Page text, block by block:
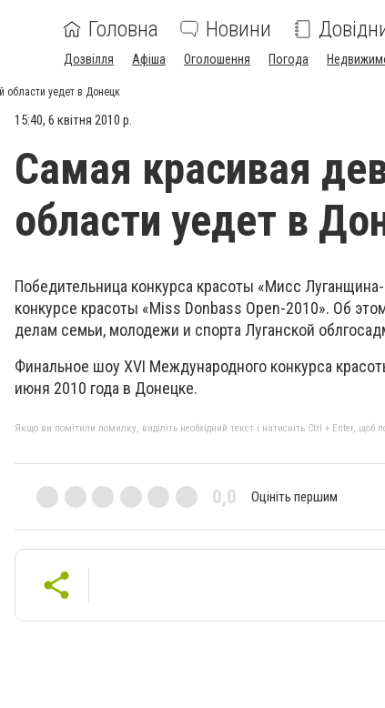
Головна Новини
Дозвілля Афіша Оголошення Погода
области уедет в Донецк
15:40, 6 квітня 2010 р.
Самая красивая
области уедет в
Победительница конкурса красоты «Мисс
конкурсе красоты «Miss Donbass Open-2010». Об
делам семьи, молодежи и спорта Луганской
Финальное шоу XVI Международного конкурса
июня 2010 года в Донецке.
Якщо ви помітили помилку, виділіть необхідний текст і натисніть Ctrl + Enter, щоб
0,0 Оцініть першим